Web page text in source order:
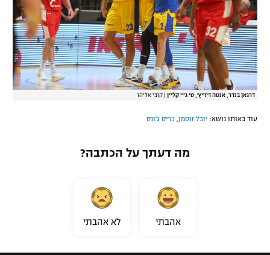
דרגאן בנדר, אנטה ז'יז'יץ', טי ג'יי קליין קובי אליהו
עוד באותו נושא: יובל זוסמן כריס ג'ונס
מה דעתך על הכתבה?
אהבתי לא אהבתי